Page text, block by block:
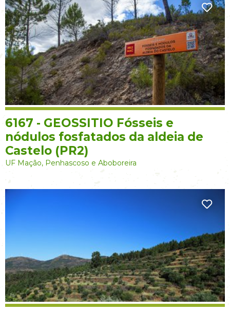
6167 - GEOSSITIO Fósseis e
nódulos fosfatados da aldeia de
Castelo (PR2)
UF Mação, Penhascoso e Aboboreira